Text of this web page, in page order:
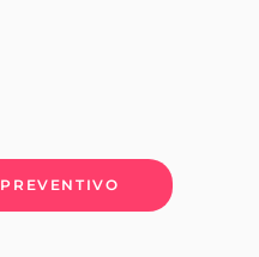
PREVENTIVO